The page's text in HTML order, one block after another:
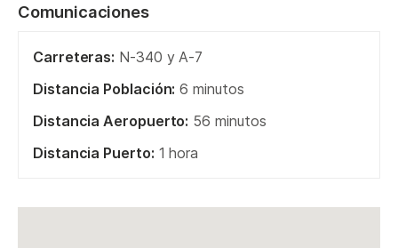
Comunicaciones
Carreteras: N-340 y A-7
Distancia Población: 6 minutos
Distancia Aeropuerto: 56 minutos
Distancia Puerto: 1 hora